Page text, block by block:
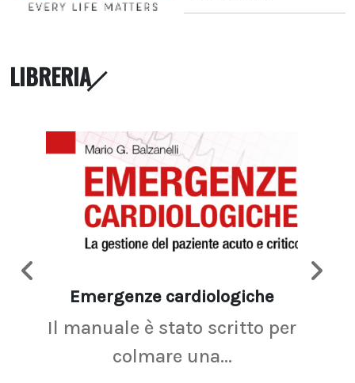
LIBRERIA
Emergenze cardiologiche
Il manuale è stato scritto per
colmare una...